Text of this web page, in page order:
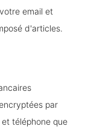
email et
d'articles.
par
téléphone que